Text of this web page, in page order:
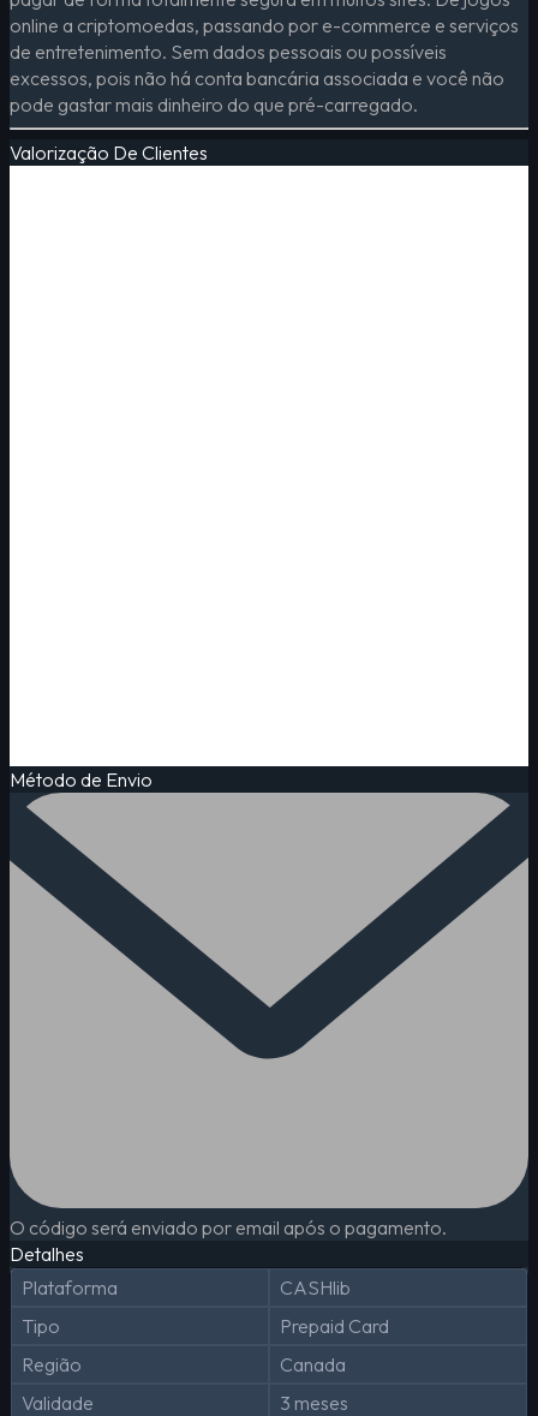
online a criptomoedas, passando por e-commerce e serviços
de entretenimento. Sem dados pessoais ou possíveis
excessos, pois não há conta bancária associada e você não
pode gastar mais dinheiro do que pré-carregado.
Valorização De Clientes
Método de Envio
O código será enviado por email após o pagamento.
Detalhes
Plataforma
CASHlib
Tipo
Prepaid Card
Região
Canada
Validade
3 meses